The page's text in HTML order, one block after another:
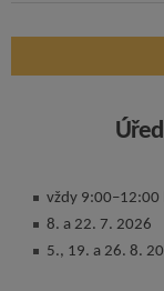
vždy 9:00–12:00
8. a 22. 7. 2026
5., 19. a 26. 8.